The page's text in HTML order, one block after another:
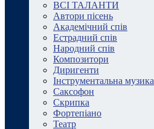
ВСІ ТАЛАНТИ
Автори пісень
Академічний спів
Естрадний спів
Народний спів
Композитори
Диригенти
Інструментальна музика
Саксофон
Скрипка
Фортепіано
Театр